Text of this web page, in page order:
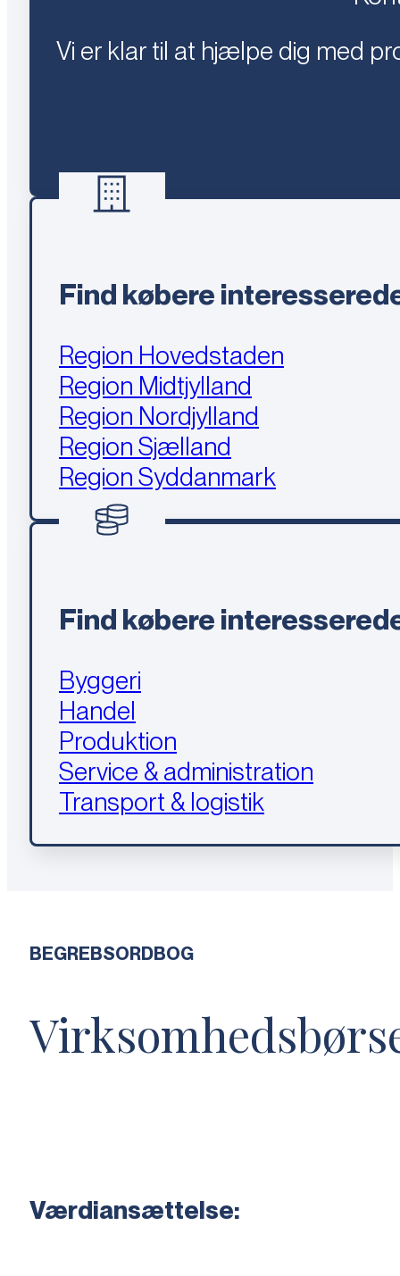
Vi er klar til at hjælpe dig med
Find købere
Region Hovedstaden
Region Midtjylland
Region Nordjylland
Region Sjælland
Region Syddanmark
Find købere
Byggeri
Handel
Produktion
Service & administration
Transport & logistik
BEGREBSORDBOG
Værdiansættelse: